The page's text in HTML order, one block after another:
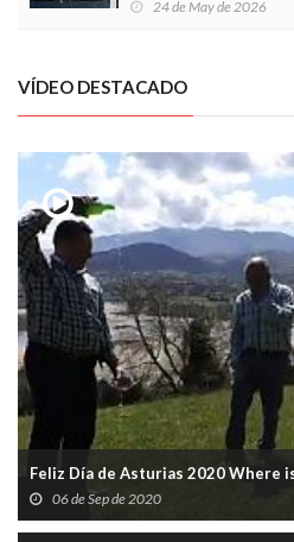
24 de May de 2026
VÍDEO DESTACADO
Feliz Día de Asturias 2020 Where
06 de Sep de 2020